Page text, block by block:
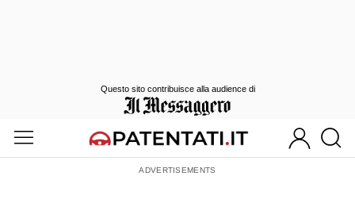
Questo sito contribuisce alla audience di